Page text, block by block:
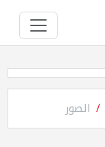
الصور